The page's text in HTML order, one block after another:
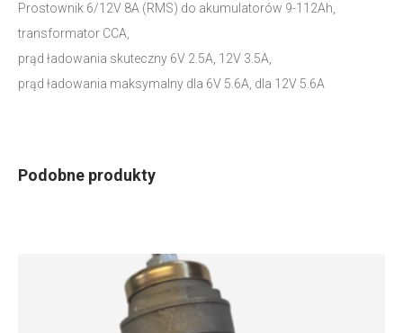
Prostownik 6/12V 8A (RMS) do akumulatorów 9-112Ah,
transformator CCA,
prąd ładowania skuteczny 6V 2.5A, 12V 3.5A,
prąd ładowania maksymalny dla 6V 5.6A, dla 12V 5.6A
Podobne produkty